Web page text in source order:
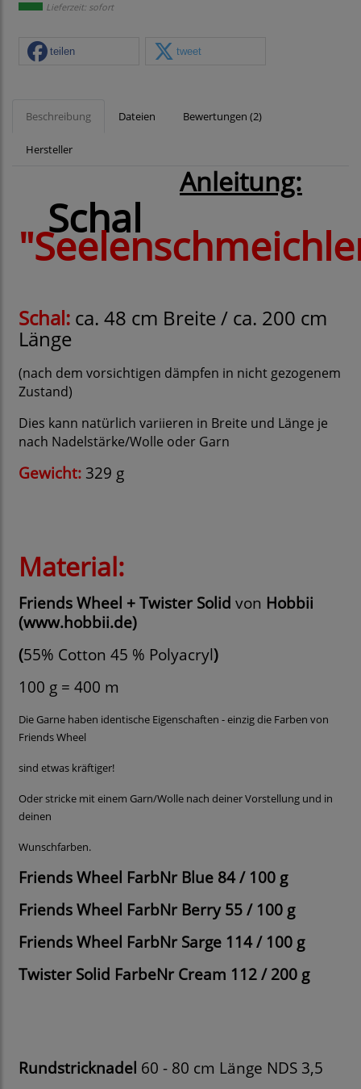
Lieferzeit: sofort
teilen tweet
Beschreibung Dateien Bewertungen (2)
Hersteller
Anleitung:
Schal
Schal: ca. 48 cm Breite / ca. 200 cm
Länge
(nach dem vorsichtigen dämpfen in nicht gezogenem
Zustand)
Dies kann natürlich variieren in Breite und Länge je
nach Nadelstärke/Wolle oder Garn
Gewicht: 329 g
Material:
Friends Wheel + Twister Solid von Hobbii
(www.hobbii.de)
(55% Cotton 45 % Polyacryl)
100 g = 400 m
Die Garne haben identische Eigenschaften - einzig die Farben von
Friends Wheel
sind etwas kräftiger!
Oder stricke mit einem Garn/Wolle nach deiner Vorstellung und in
deinen
Wunschfarben.
Friends Wheel FarbNr Blue 84 / 100 g
Friends Wheel FarbNr Berry 55 / 100 g
Friends Wheel FarbNr Sarge 114 / 100 g
Twister Solid FarbeNr Cream 112 / 200 g
Rundstricknadel 60 - 80 cm Länge NDS 3,5